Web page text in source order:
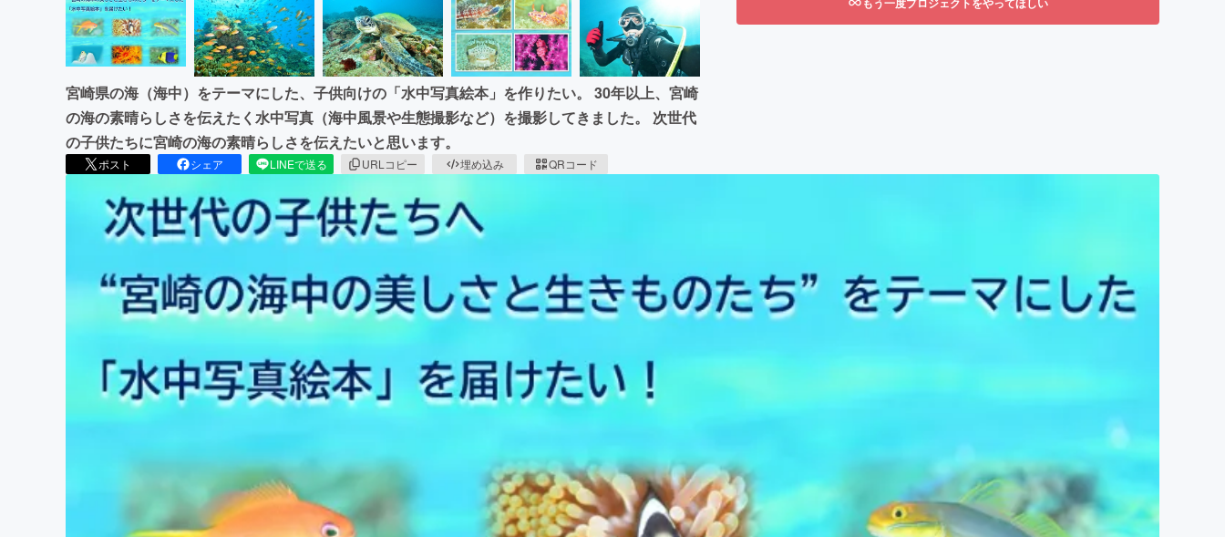
宮崎県の海（海中）をテーマにした、子供向けの「水中写真絵本」を作りたい。 30年以上、宮崎
の海の素晴らしさを伝えたく水中写真（海中風景や生態撮影など）を撮影してきました。 次世代
の子供たちに宮崎の海の素晴らしさを伝えたいと思います。
ポスト シェア LINEで送る URLコピー 埋め込み QRコード